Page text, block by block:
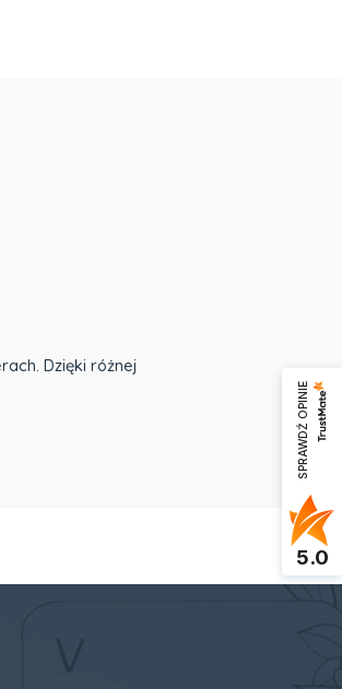
Dzięki różnej
SPRAWDŹ OPINIE
5.0